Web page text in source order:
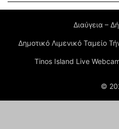
Διαύγεια –
Δημοτικό Λιμενικό Ταμείο
Tinos Island Live
©